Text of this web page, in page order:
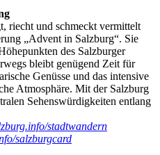
riecht und schmeckt vermittelt
„Advent in Salzburg“. Sie
des Salzburger
bleibt genügend Zeit für
Genüsse und das intensive
Atmosphäre. Mit der Salzburg
Sehenswürdigkeiten entlang
stadtwandern
salzburgcard